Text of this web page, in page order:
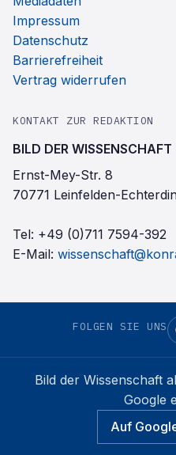
Impressum
Datenschutz
Barrierefreiheit
Vertrag widerrufen
KONTAKT ZUR REDAKTION
BILD DER WISSENSCHAFT
Ernst-Mey-Str. 8
70771 Leinfelden-
Tel: +49 (0)711 7594-392
E-Mail:
FOLGEN SIE UNS
Bild der Wissenschaft
Google
Auf